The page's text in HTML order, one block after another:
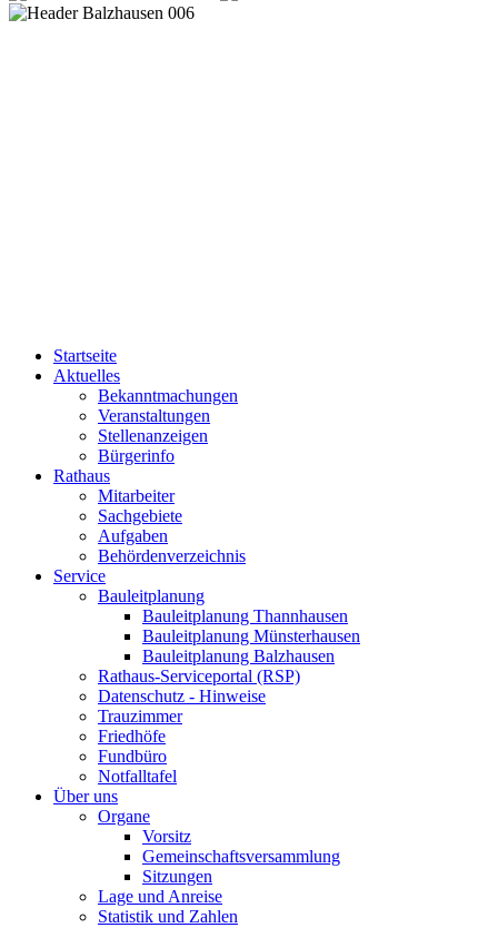
Startseite
Aktuelles
Bekanntmachungen
Veranstaltungen
Stellenanzeigen
Bürgerinfo
Rathaus
Mitarbeiter
Sachgebiete
Aufgaben
Behördenverzeichnis
Service
Bauleitplanung
Bauleitplanung Thannhausen
Bauleitplanung Münsterhausen
Bauleitplanung Balzhausen
Rathaus-Serviceportal (RSP)
Datenschutz - Hinweise
Trauzimmer
Friedhöfe
Fundbüro
Notfalltafel
Über uns
Organe
Vorsitz
Gemeinschaftsversammlung
Sitzungen
Lage und Anreise
Statistik und Zahlen